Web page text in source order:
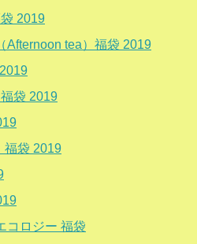
2019
Afternoon tea）福袋 2019
袋 2019
福袋 2019
コロジー 福袋